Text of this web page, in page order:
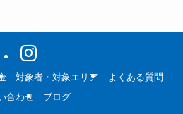
対象者・対象エリア
よくある質問
合わせ
ブログ